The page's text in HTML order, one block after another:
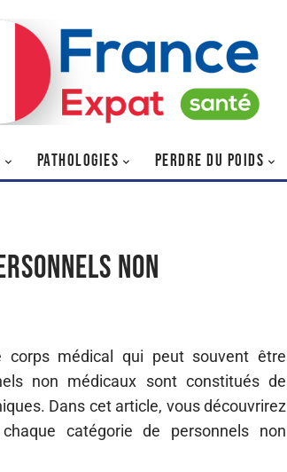
PATHOLOGIES PERDRE DU POIDS
non
corps médical qui peut souvent être
non médicaux sont constitués de
Dans cet article, vous découvrirez
catégorie de personnels non